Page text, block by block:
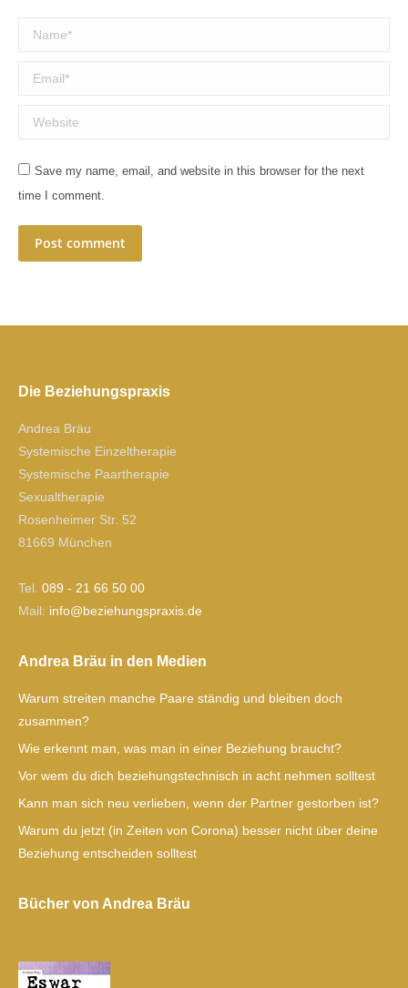
Name *
Email *
Website
Save my name, email, and website in this browser for the next
time I comment.
Post comment
Die Beziehungspraxis
Andrea Bräu
Systemische Einzeltherapie
Systemische Paartherapie
Sexualtherapie
Rosenheimer Str. 52
81669 München
Tel. 089 - 21 66 50 00
Mail:
ed.si
xarps
gnuhe
izeb@
ofni
Andrea Bräu in den Medien
Warum streiten manche Paare ständig und bleiben doch
zusammen?
Wie erkennt man, was man in einer Beziehung braucht?
Vor wem du dich beziehungstechnisch in acht nehmen solltest
Kann man sich neu verlieben, wenn der Partner gestorben ist?
Warum du jetzt (in Zeiten von Corona) besser nicht über deine
Beziehung entscheiden solltest
Bücher von Andrea Bräu